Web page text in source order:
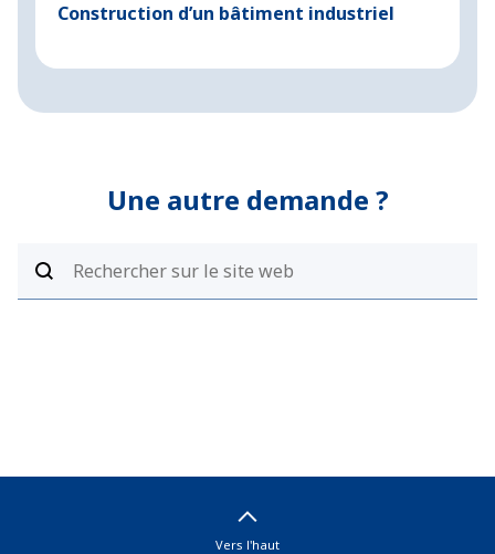
Construction d’un bâtiment industriel
Une autre demande ?
Vers l'haut